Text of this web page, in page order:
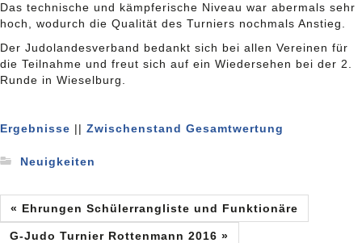
Das technische und kämpferische Niveau war abermals sehr
hoch, wodurch die Qualität des Turniers nochmals Anstieg.
Der Judolandesverband bedankt sich bei allen Vereinen für
die Teilnahme und freut sich auf ein Wiedersehen bei der 2.
Runde in Wieselburg.
Ergebnisse || Zwischenstand Gesamtwertung
Neuigkeiten
« Ehrungen Schülerrangliste und Funktionäre
G-Judo Turnier Rottenmann 2016 »